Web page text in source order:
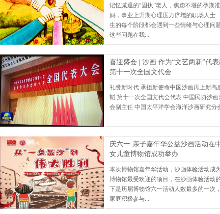
记忆减退的“固执”老人，焦虑不堪的孕期
妈，事业上升期心理压力倍增的职场人
生的每个阶段都会遇到一些情绪与心理问
这些问题在我...
喜迎盛会 | 沙画 作为“文艺两新”代
第十一次全国文代会
礼赞新时代 承担新使命中国沙画再上新高
韬 第十一次全国文代会代表 中国民协沙画
会副主任 中国太平洋学会海洋沙画研究分
庆六一·亲子嘉年华公益沙画活动在
女儿童博物馆成功举办
本次博物馆嘉年华活动，沙画体验活动成
博物馆最受欢迎的项目，在沙画体验活动
下是历届博物馆六一活动人数最多的一次
家庭积极参与...